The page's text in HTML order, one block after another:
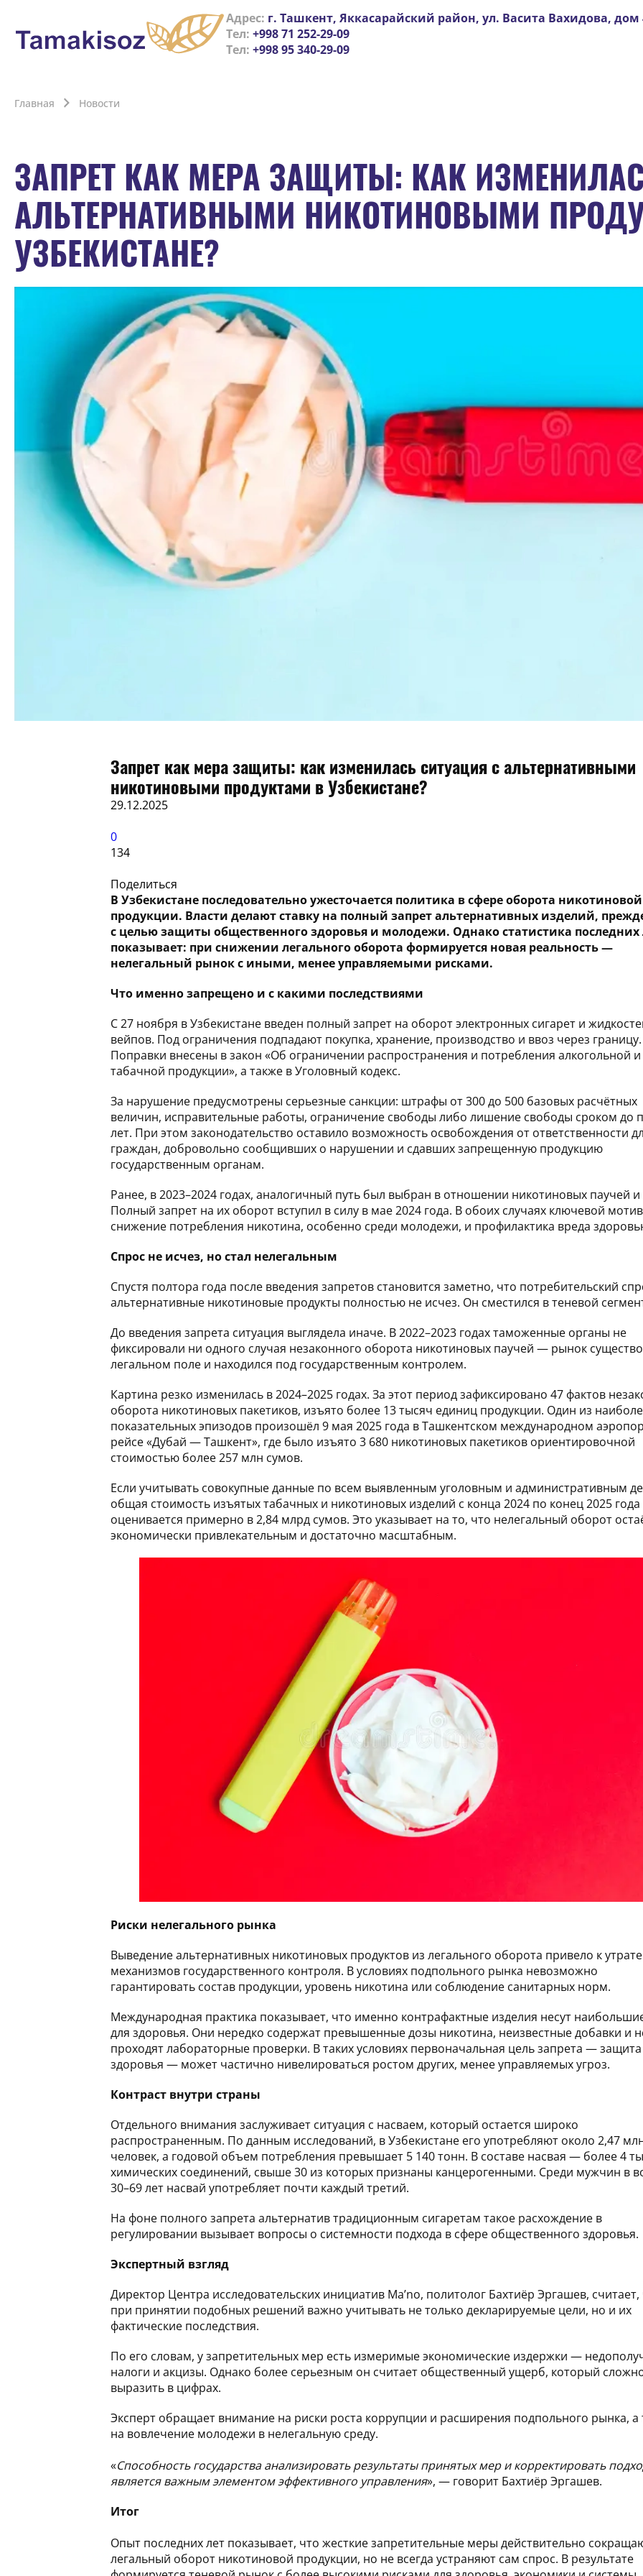
Адрес: г. Ташкент, Яккасарайский район, ул. Васита Вахидова, дом
Тел: +998 71 252-29-09
Тел: +998 95 340-29-09
Главная Новости
ЗАПРЕТ КАК МЕРА ЗАЩИТЫ: КАК
АЛЬТЕРНАТИВНЫМИ НИКОТИНОВЫМИ
УЗБЕКИСТАНЕ?
Запрет как мера защиты: как изменилась ситуация с альтернативными
никотиновыми продуктами в Узбекистане?
29.12.2025
0
134
Поделиться
В Узбекистане последовательно ужесточается политика в сфере оборота никотиновой
продукции. Власти делают ставку на полный запрет альтернативных изделий,
с целью защиты общественного здоровья и молодежи. Однако статистика последних
показывает: при снижении легального оборота формируется новая реальность —
нелегальный рынок с иными, менее управляемыми рисками.
Что именно запрещено и с какими последствиями
С 27 ноября в Узбекистане введен полный запрет на оборот электронных сигарет и
вейпов. Под ограничения подпадают покупка, хранение, производство и ввоз через границу.
Поправки внесены в закон «Об ограничении распространения и потребления алкогольной и
табачной продукции», а также в Уголовный кодекс.
За нарушение предусмотрены серьезные санкции: штрафы от 300 до 500 базовых расчётных
величин, исправительные работы, ограничение свободы либо лишение свободы сроком до
лет. При этом законодательство оставило возможность освобождения от ответственности
граждан, добровольно сообщивших о нарушении и сдавших запрещенную продукцию
государственным органам.
Ранее, в 2023–2024 годах, аналогичный путь был выбран в отношении никотиновых паучей и
Полный запрет на их оборот вступил в силу в мае 2024 года. В обоих случаях ключевой
снижение потребления никотина, особенно среди молодежи, и профилактика вреда
Спрос не исчез, но стал нелегальным
Спустя полтора года после введения запретов становится заметно, что потребительский
альтернативные никотиновые продукты полностью не исчез. Он сместился в теневой
До введения запрета ситуация выглядела иначе. В 2022–2023 годах таможенные органы не
фиксировали ни одного случая незаконного оборота никотиновых паучей — рынок
легальном поле и находился под государственным контролем.
Картина резко изменилась в 2024–2025 годах. За этот период зафиксировано 47 фактов
оборота никотиновых пакетиков, изъято более 13 тысяч единиц продукции. Один из
показательных эпизодов произошёл 9 мая 2025 года в Ташкентском международном
рейсе «Дубай — Ташкент», где было изъято 3 680 никотиновых пакетиков ориентировочной
стоимостью более 257 млн сумов.
Если учитывать совокупные данные по всем выявленным уголовным и административным
общая стоимость изъятых табачных и никотиновых изделий с конца 2024 по конец 2025 года
оценивается примерно в 2,84 млрд сумов. Это указывает на то, что нелегальный оборот
экономически привлекательным и достаточно масштабным.
Риски нелегального рынка
Выведение альтернативных никотиновых продуктов из легального оборота привело к утрате
механизмов государственного контроля. В условиях подпольного рынка невозможно
гарантировать состав продукции, уровень никотина или соблюдение санитарных норм.
Международная практика показывает, что именно контрафактные изделия несут
для здоровья. Они нередко содержат превышенные дозы никотина, неизвестные добавки и
проходят лабораторные проверки. В таких условиях первоначальная цель запрета — защита
здоровья — может частично нивелироваться ростом других, менее управляемых угроз.
Контраст внутри страны
Отдельного внимания заслуживает ситуация с насваем, который остается широко
распространенным. По данным исследований, в Узбекистане его употребляют около 2,47
человек, а годовой объем потребления превышает 5 140 тонн. В составе насвая — более 4
химических соединений, свыше 30 из которых признаны канцерогенными. Среди мужчин в
30–69 лет насвай употребляет почти каждый третий.
На фоне полного запрета альтернатив традиционным сигаретам такое расхождение в
регулировании вызывает вопросы о системности подхода в сфере общественного здоровья.
Экспертный взгляд
Директор Центра исследовательских инициатив Ma’no, политолог Бахтиёр Эргашев, считает,
при принятии подобных решений важно учитывать не только декларируемые цели, но и их
фактические последствия.
По его словам, у запретительных мер есть измеримые экономические издержки —
налоги и акцизы. Однако более серьезным он считает общественный ущерб, который
выразить в цифрах.
Эксперт обращает внимание на риски роста коррупции и расширения подпольного рынка, а
на вовлечение молодежи в нелегальную среду.
«Способность государства анализировать результаты принятых мер и корректировать
является важным элементом эффективного управления», — говорит Бахтиёр Эргашев.
Итог
Опыт последних лет показывает, что жесткие запретительные меры действительно
легальный оборот никотиновой продукции, но не всегда устраняют сам спрос. В результате